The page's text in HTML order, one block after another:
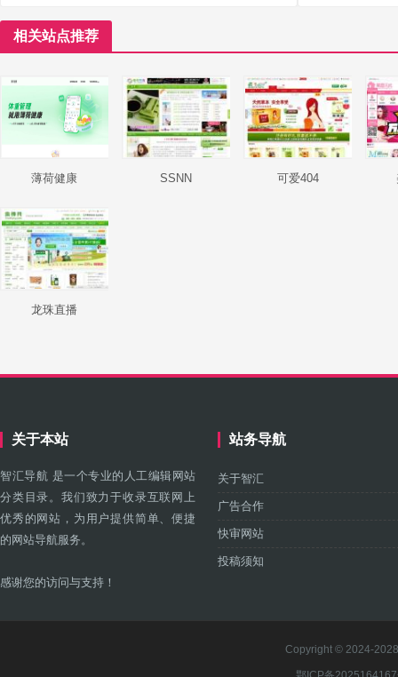
相关站点推荐
薄荷健康 SSNN 可爱404
龙珠直播
关于本站
智汇导航 是一个专业的人工编辑网站
分类目录。我们致力于收录互联网上
优秀的网站，为用户提供简单、便捷
的网站导航服务。
感谢您的访问与支持！
站务导航
关于智汇
广告合作
快审网站
投稿须知
Copyright © 2024-